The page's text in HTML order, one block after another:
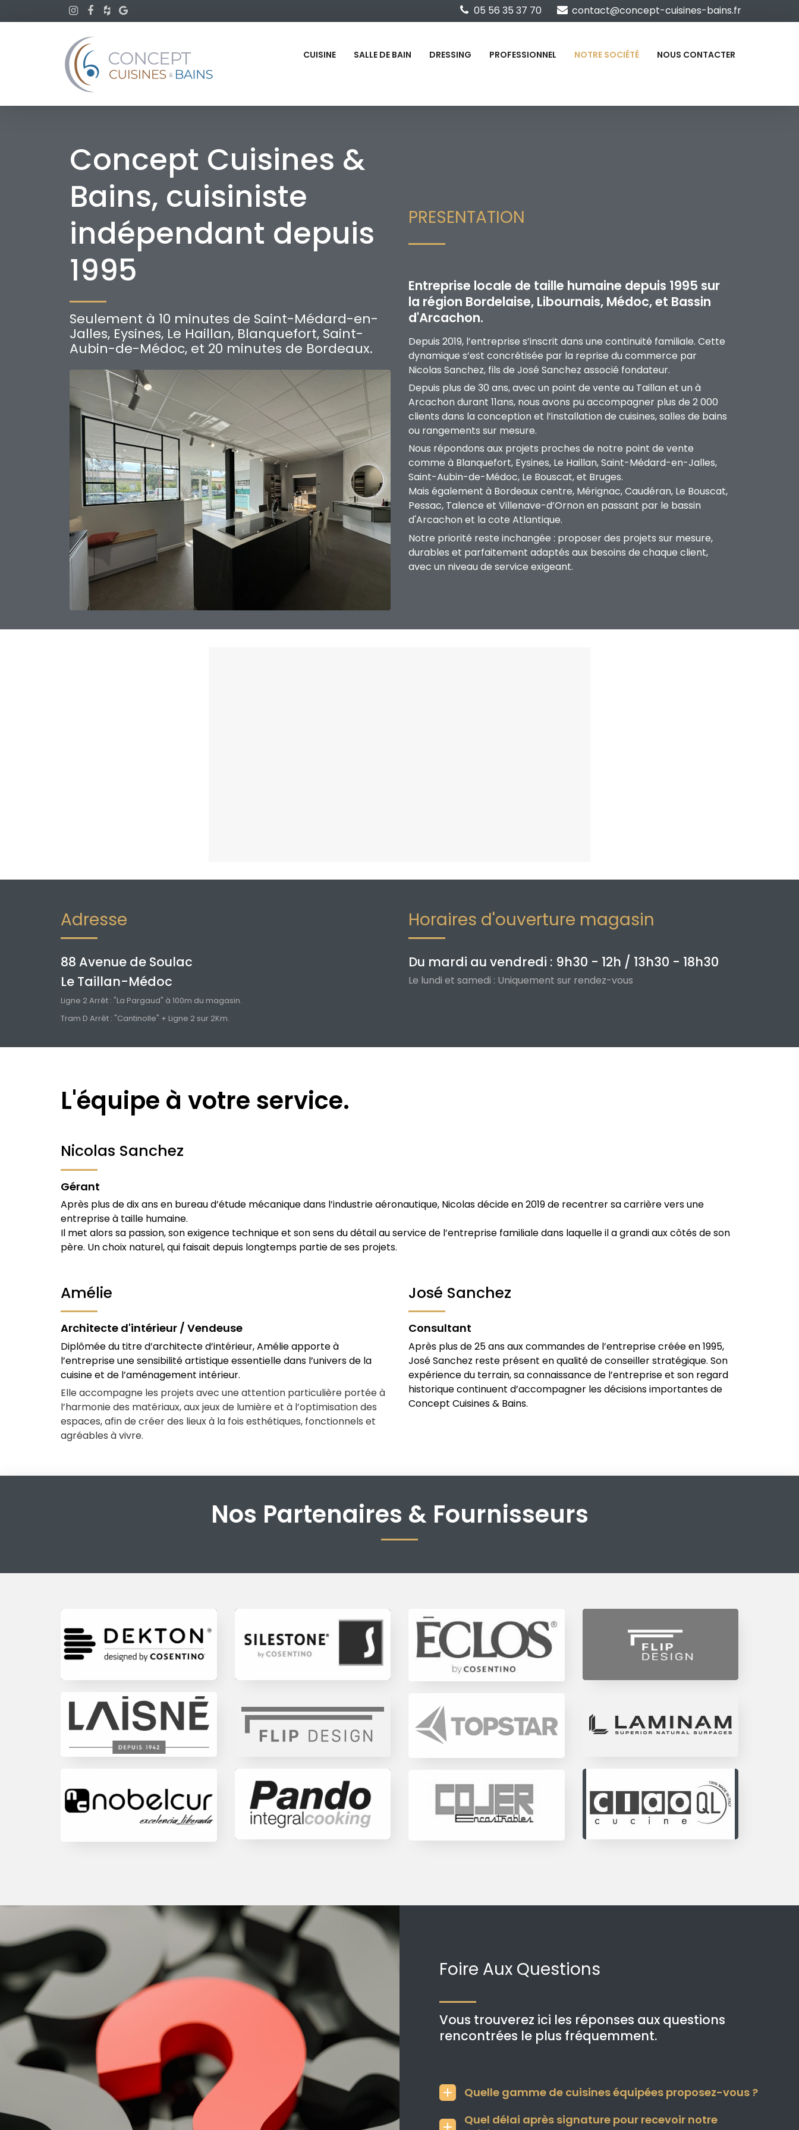
05 56 35 37 70 contact@concept-cuisines-bains.fr
CUISINE SALLE DE BAIN DRESSING PROFESSIONNEL NOTRE SOCIÉTÉ NOUS CONTACTER
Concept Cuisines &
Bains, cuisiniste
indépendant depuis
1995
Seulement à 10 minutes de Saint-Médard-en-
Jalles, Eysines, Le Haillan, Blanquefort, Saint-
Aubin-de-Médoc, et 20 minutes de Bordeaux.
PRESENTATION
Entreprise locale de taille humaine depuis 1995 sur
la région Bordelaise, Libournais, Médoc, et Bassin
d'Arcachon.
Depuis 2019, l’entreprise s’inscrit dans une continuité familiale. Cette
dynamique s’est concrétisée par la reprise du commerce par
Nicolas Sanchez, fils de José Sanchez associé fondateur.
Depuis plus de 30 ans, avec un point de vente au Taillan et un à
Arcachon durant 11ans, nous avons pu accompagner plus de 2 000
clients dans la conception et l’installation de cuisines, salles de bains
ou rangements sur mesure.
Nous répondons aux projets proches de notre point de vente
comme à Blanquefort, Eysines, Le Haillan, Saint-Médard-en-Jalles,
Saint-Aubin-de-Médoc, Le Bouscat, et Bruges.
Mais également à Bordeaux centre, Mérignac, Caudéran, Le Bouscat,
Pessac, Talence et Villenave-d’Ornon en passant par le bassin
d'Arcachon et la cote Atlantique.
Notre priorité reste inchangée : proposer des projets sur mesure,
durables et parfaitement adaptés aux besoins de chaque client,
avec un niveau de service exigeant.
Adresse
88 Avenue de Soulac
Le Taillan-Médoc
Ligne 2 Arrêt : "La Pargaud" à 100m du magasin.
Tram D Arrêt : "Cantinolle" + Ligne 2 sur 2Km.
Horaires d'ouverture magasin
Du mardi au vendredi : 9h30 - 12h / 13h30 - 18h30
Le lundi et samedi : Uniquement sur rendez-vous
L'équipe à votre service.
Nicolas Sanchez
Gérant
Après plus de dix ans en bureau d’étude mécanique dans l’industrie aéronautique, Nicolas décide en 2019 de recentrer sa carrière vers une
entreprise à taille humaine.
Il met alors sa passion, son exigence technique et son sens du détail au service de l’entreprise familiale dans laquelle il a grandi aux côtés de son
père. Un choix naturel, qui faisait depuis longtemps partie de ses projets.
Amélie
Architecte d'intérieur / Vendeuse
Diplômée du titre d’architecte d’intérieur, Amélie apporte à
l’entreprise une sensibilité artistique essentielle dans l’univers de la
cuisine et de l’aménagement intérieur.
Elle accompagne les projets avec une attention particulière portée à
l’harmonie des matériaux, aux jeux de lumière et à l’optimisation des
espaces, afin de créer des lieux à la fois esthétiques, fonctionnels et
agréables à vivre.
José Sanchez
Consultant
Après plus de 25 ans aux commandes de l’entreprise créée en 1995,
José Sanchez reste présent en qualité de conseiller stratégique. Son
expérience du terrain, sa connaissance de l’entreprise et son regard
historique continuent d’accompagner les décisions importantes de
Concept Cuisines & Bains.
Nos Partenaires & Fournisseurs
Foire Aux Questions
Vous trouverez ici les réponses aux questions
rencontrées le plus fréquemment.
Quelle gamme de cuisines équipées proposez-vous ?
Quel délai après signature pour recevoir notre